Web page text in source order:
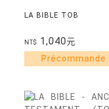
LA BIBLE TOB
NT$ 1,040元